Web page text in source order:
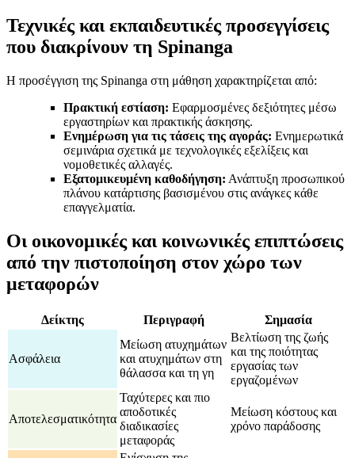
Τεχνικές και εκπαιδευτικές προσεγγίσεις
που διακρίνουν τη Spinanga
Η προσέγγιση της Spinanga στη μάθηση χαρακτηρίζεται από:
Πρακτική εστίαση: Εφαρμοσμένες δεξιότητες μέσω
εργαστηρίων και πρακτικής άσκησης.
Ενημέρωση για τις τάσεις της αγοράς: Ενημερωτικά
σεμινάρια σχετικά με τεχνολογικές εξελίξεις και
νομοθετικές αλλαγές.
Εξατομικευμένη καθοδήγηση: Ανάπτυξη προσωπικού
πλάνου κατάρτισης βασισμένου στις ανάγκες κάθε
επαγγελματία.
Οι οικονομικές και κοινωνικές επιπτώσεις
από την πιστοποίηση στον χώρο των
μεταφορών
Δείκτης Περιγραφή Σημασία
Ασφάλεια
Μείωση ατυχημάτων
και ατυχημάτων στη
θάλασσα και τη γη
Βελτίωση της ζωής
και της ποιότητας
εργασίας των
εργαζομένων
Αποτελεσματικότητα
Ταχύτερες και πιο
αποδοτικές
διαδικασίες
μεταφοράς
Μείωση κόστους και
χρόνο παράδοσης